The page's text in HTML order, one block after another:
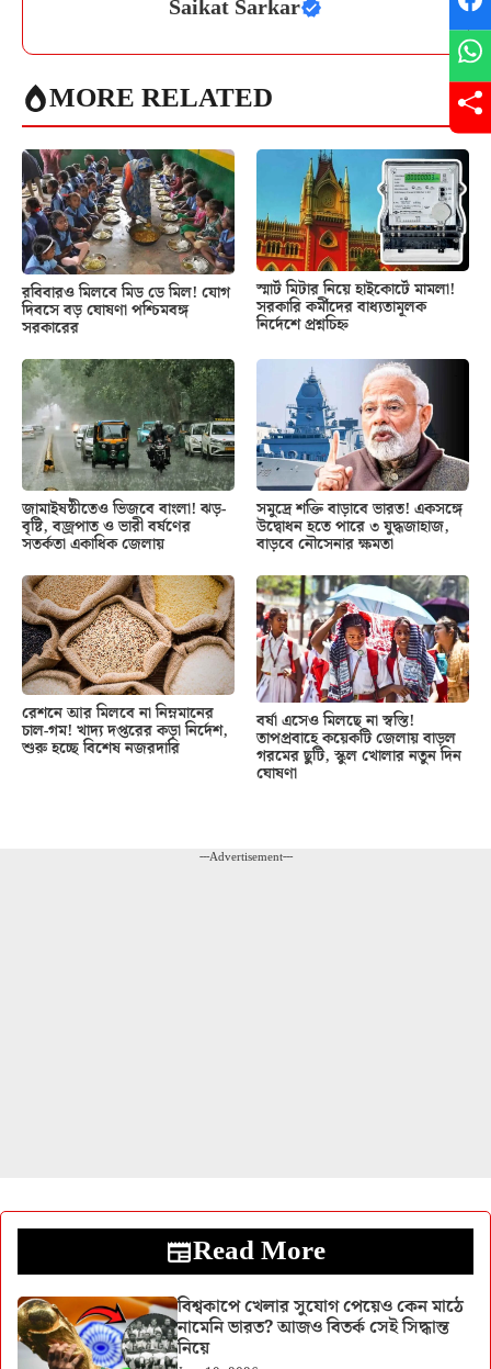
Saikat Sarkar
MORE RELATED
রবিবারও মিলবে মিড ডে মিল! যোগ
দিবসে বড় ঘোষণা পশ্চিমবঙ্গ
সরকারের
স্মার্ট মিটার নিয়ে হাইকোর্টে মামলা!
সরকারি কর্মীদের বাধ্যতামূলক
নির্দেশে প্রশ্নচিহ্ন
জামাইষষ্ঠীতেও ভিজবে বাংলা! ঝড়-
বৃষ্টি, বজ্রপাত ও ভারী বর্ষণের
সতর্কতা একাধিক জেলায়
সমুদ্রে শক্তি বাড়াবে ভারত! একসঙ্গে
উদ্বোধন হতে পারে ৩ যুদ্ধজাহাজ,
বাড়বে নৌসেনার ক্ষমতা
রেশনে আর মিলবে না নিম্নমানের
চাল-গম! খাদ্য দপ্তরের কড়া নির্দেশ,
শুরু হচ্ছে বিশেষ নজরদারি
বর্ষা এসেও মিলছে না স্বস্তি!
তাপপ্রবাহে কয়েকটি জেলায় বাড়ল
গরমের ছুটি, স্কুল খোলার নতুন দিন
ঘোষণা
---Advertisement---
Read More
বিশ্বকাপে খেলার সুযোগ পেয়েও কেন মাঠে
নামেনি ভারত? আজও বিতর্ক সেই সিদ্ধান্ত
নিয়ে